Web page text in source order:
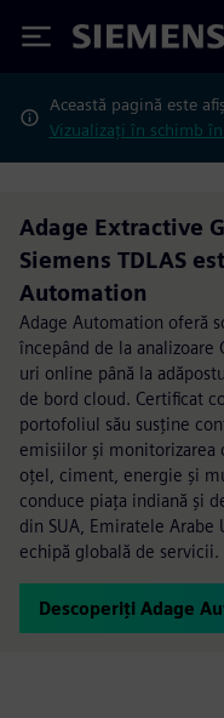
Siemens
Această pagină este
Vizualizați în schimb
Adage Extractive
Siemens TDLAS
Automation
Adage Automation oferă
începând de la analizoare
uri online până la
de bord cloud. Certificat
portofoliul său susține
emisiilor și monitorizarea
oțel, ciment, energie și
conduce piața indiană și
din SUA, Emiratele Arabe
echipă globală de servicii.
Descoperiți Adage